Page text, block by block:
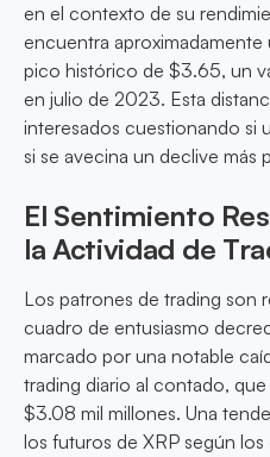
en el contexto de su
encuentra
pico histórico de $3.65, un
en julio de 2023. Esta
interesados cuestionando si
si se avecina un declive más
El Sentimiento
la Actividad de
Los patrones de trading son
cuadro de entusiasmo
marcado por una notable
trading diario al contado,
$3.08 mil millones. Una
los futuros de XRP según los